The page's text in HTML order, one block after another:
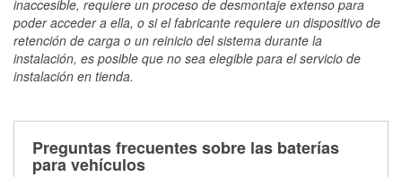
inaccesible, requiere un proceso de desmontaje extenso para
poder acceder a ella, o si el fabricante requiere un dispositivo de
retención de carga o un reinicio del sistema durante la
instalación, es posible que no sea elegible para el servicio de
instalación en tienda.
Preguntas frecuentes sobre las baterías
para vehículos